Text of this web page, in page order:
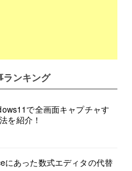
ンキング
で全画面キャプチャす
を紹介！
にあった数式エディタの代替